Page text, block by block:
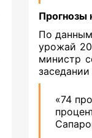
Прогнозы
По
урожай
министр
«74